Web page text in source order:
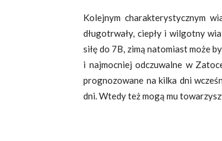
Kolejnym charakterystycznym
długotrwały, ciepły i wilgotny
siłę do 7B, zimą natomiast może
i najmocniej odczuwalne w
prognozowane na kilka dni
dni. Wtedy też mogą mu